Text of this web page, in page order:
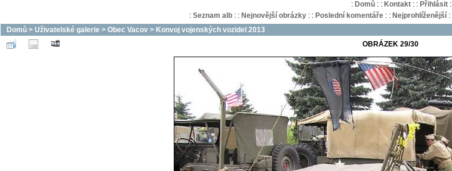
: Domů : : Kontakt : : Přihlásit :
: Seznam alb: : Nejnovější obrázky: : Poslední komentáře: : Nejprohlíženější:
Domů > Uživatelské galerie > Obec Vacov > Konvoj vojenských vozidel 2013
OBRÁZEK 29/30